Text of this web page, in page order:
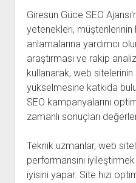
Giresun Güce SEO
yetenekleri, müşterilerinin
anlamalarına yardımcı
araştırması ve rakip
kullanarak, web sitelerinin
yükselmesine katkıda
SEO kampanyalarını
zamanlı sonuçları
Teknik uzmanlar, web
performansını
iyisini yapar. Site hızı